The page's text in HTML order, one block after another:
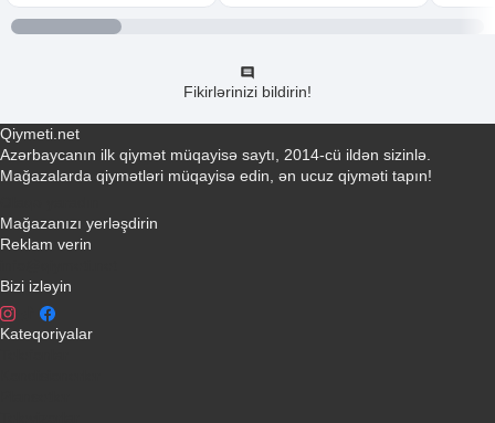
Fikirlərinizi bildirin!
Qiymeti.net
Azərbaycanın ilk qiymət müqayisə saytı, 2014-cü ildən sizinlə.
Mağazalarda qiymətləri müqayisə edin, ən ucuz qiyməti tapın!
Mağazanızı yerləşdirin
Reklam verin
Bizi izləyin
Kateqoriyalar